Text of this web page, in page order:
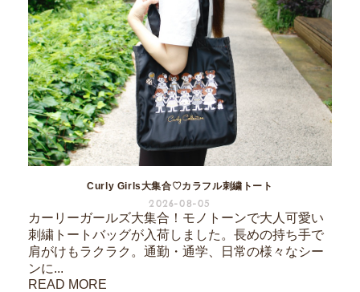
Curly Girls大集合♡カラフル刺繍トート
2026-08-05
カーリーガールズ大集合！モノトーンで大人可愛い
刺繍トートバッグが入荷しました。長めの持ち手で
肩がけもラクラク。通勤・通学、日常の様々なシー
ンに...
READ MORE